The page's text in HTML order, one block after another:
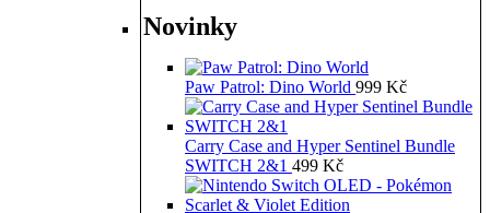
Novinky
Paw Patrol: Dino World 999 Kč
Carry Case and Hyper Sentinel Bundle
SWITCH 2&1 499 Kč